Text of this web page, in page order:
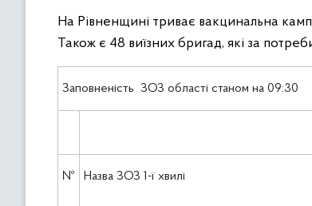
На Рівненщині триває вакцинальна
Також є 48 виїзних бригад, які за
Заповненість ЗОЗ області станом на 09:30
№ Назва ЗОЗ 1-ї хвилі